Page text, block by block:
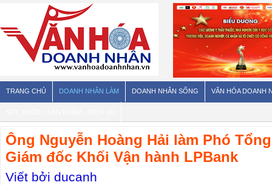
TRANG CHỦ DOANH NHÂN LÀM DOANH NHÂN SỐNG VĂN HÓA DOANH
Ông Nguyễn Hoàng Hải làm Phó
Giám đốc Khối Vận hành LPBank
Viết bởi ducanh